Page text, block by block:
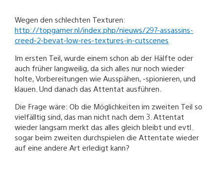
Wegen den schlechten Texturen:
http://topgamer.nl/index.php/nieuws/297-assassins-
creed-2-bevat-low-res-textures-in-cutscenes
Im ersten Teil, wurde einem schon ab der Hälfte oder
auch früher langweilig, da sich alles nur noch wieder
holte, Vorbereitungen wie Ausspähen, -spionieren, und
klauen. Und danach das Attentat ausführen.
Die Frage wäre: Ob die Möglichkeiten im zweiten Teil so
vielfälltig sind, das man nicht nach dem 3. Attentat
wieder langsam merkt das alles gleich bleibt und evtl.
sogar beim zweiten durchspielen die Attentate wieder
auf eine andere Art erledigt kann?